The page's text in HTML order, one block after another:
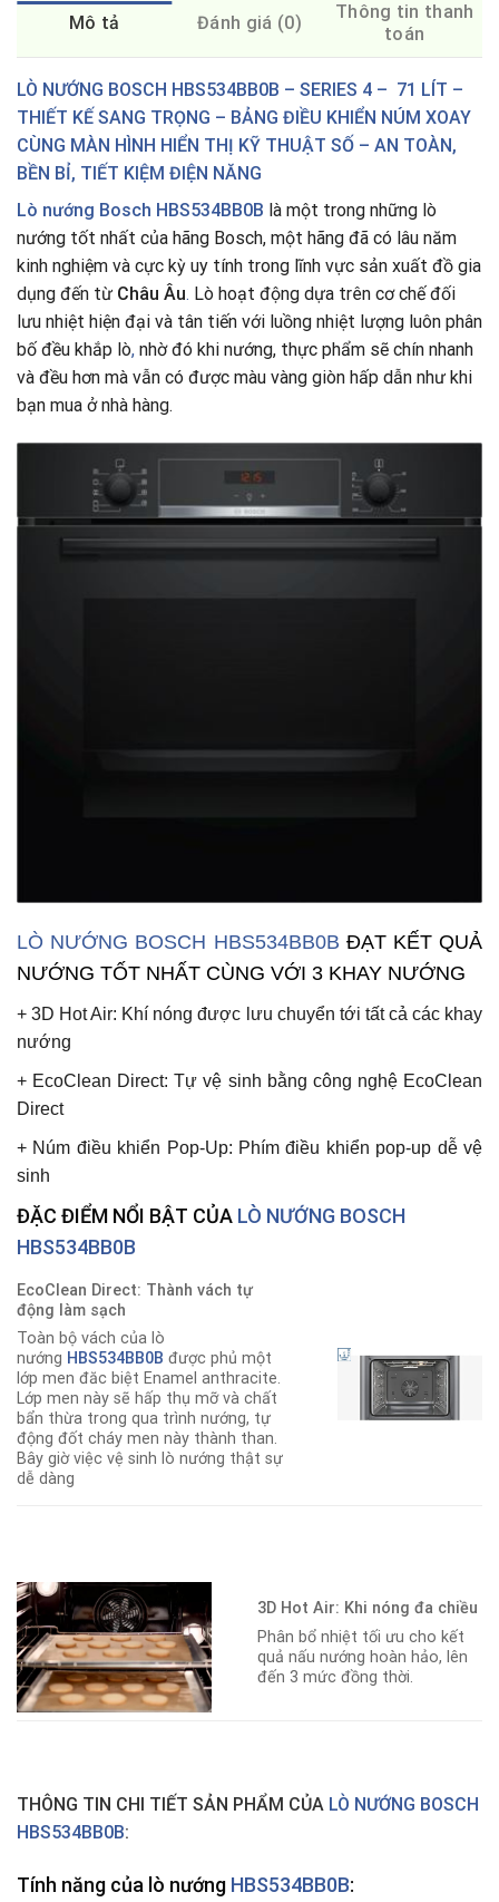
Mô tả Đánh giá (0)
Thông tin thanh
toán
LÒ NƯỚNG BOSCH HBS534BB0B – SERIES 4 – 71 LÍT –
THIẾT KẾ SANG TRỌNG – BẢNG ĐIỀU KHIỂN NÚM XOAY
CÙNG MÀN HÌNH HIỂN THỊ KỸ THUẬT SỐ – AN TOÀN,
BỀN BỈ, TIẾT KIỆM ĐIỆN NĂNG
Lò nướng Bosch HBS534BB0B là một trong những lò
nướng tốt nhất của hãng Bosch, một hãng đã có lâu năm
kinh nghiệm và cực kỳ uy tính trong lĩnh vực sản xuất đồ gia
dụng đến từ Châu Âu. Lò hoạt động dựa trên cơ chế đối
lưu nhiệt hiện đại và tân tiến với luồng nhiệt lượng luôn phân
bố đều khắp lò, nhờ đó khi nướng, thực phẩm sẽ chín nhanh
và đều hơn mà vẫn có được màu vàng giòn hấp dẫn như khi
bạn mua ở nhà hàng.
LÒ NƯỚNG BOSCH HBS534BB0B ĐẠT KẾT QUẢ
NƯỚNG TỐT NHẤT CÙNG VỚI 3 KHAY NƯỚNG
+3D Hot Air: Khí nóng được lưu chuyển tới tất cả các khay
nướng
+ EcoClean Direct: Tự vệ sinh bằng công nghệ EcoClean
Direct
+ Núm điều khiển Pop-Up: Phím điều khiển pop-up dễ vệ
sinh
ĐẶC ĐIỂM NỔI BẬT CỦA LÒ NƯỚNG BOSCH
HBS534BB0B
EcoClean Direct: Thành vách tự
động làm sạch
Toàn bộ vách của lò
nướng HBS534BB0B được phủ một
lớp men đăc biệt Enamel anthracite.
Lớp men này sẽ hấp thụ mỡ và chất
bẩn thừa trong qua trình nướng, tự
động đốt cháy men này thành than.
Bây giờ việc vệ sinh lò nướng thật sự
dễ dàng
3D Hot Air: Khi nóng đa chiều
Phân bổ nhiệt tối ưu cho kết
quả nấu nướng hoàn hảo, lên
đến 3 mức đồng thời.
THÔNG TIN CHI TIẾT SẢN PHẨM CỦA LÒ NƯỚNG BOSCH
HBS534BB0B:
Tính năng của lò nướng HBS534BB0B: